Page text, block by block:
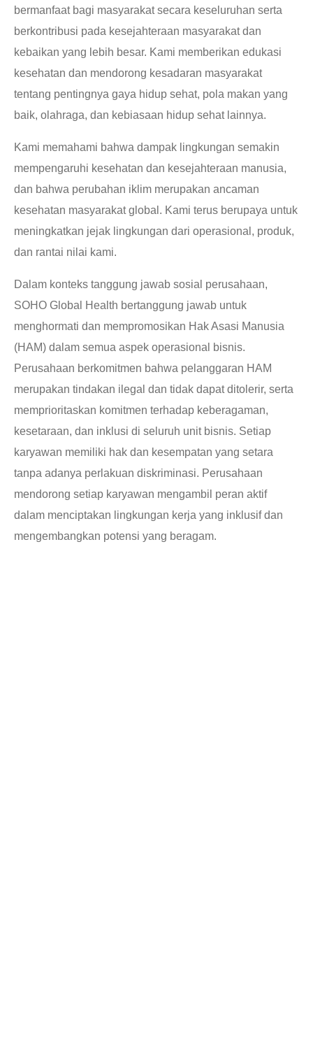
bermanfaat bagi masyarakat secara keseluruhan serta
berkontribusi pada kesejahteraan masyarakat dan
kebaikan yang lebih besar. Kami memberikan edukasi
kesehatan dan mendorong kesadaran masyarakat
tentang pentingnya gaya hidup sehat, pola makan yang
baik, olahraga, dan kebiasaan hidup sehat lainnya.
Kami memahami bahwa dampak lingkungan semakin
mempengaruhi kesehatan dan kesejahteraan manusia,
dan bahwa perubahan iklim merupakan ancaman
kesehatan masyarakat global. Kami terus berupaya untuk
meningkatkan jejak lingkungan dari operasional, produk,
dan rantai nilai kami.
Dalam konteks tanggung jawab sosial perusahaan,
SOHO Global Health bertanggung jawab untuk
menghormati dan mempromosikan Hak Asasi Manusia
(HAM) dalam semua aspek operasional bisnis.
Perusahaan berkomitmen bahwa pelanggaran HAM
merupakan tindakan ilegal dan tidak dapat ditolerir, serta
memprioritaskan komitmen terhadap keberagaman,
kesetaraan, dan inklusi di seluruh unit bisnis. Setiap
karyawan memiliki hak dan kesempatan yang setara
tanpa adanya perlakuan diskriminasi. Perusahaan
mendorong setiap karyawan mengambil peran aktif
dalam menciptakan lingkungan kerja yang inklusif dan
mengembangkan potensi yang beragam.